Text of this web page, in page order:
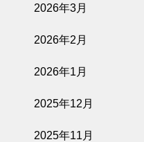
2026年3月
2026年2月
2026年1月
2025年12月
2025年11月